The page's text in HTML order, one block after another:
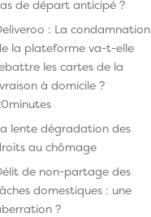
de départ anticipé ?
: La condamnation
la plateforme va-t-elle
les cartes de la
à domicile ?
lente dégradation des
au chômage
de non-partage des
domestiques : une
?